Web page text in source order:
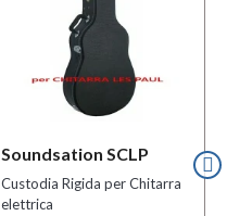
Soundsation SCLP
Custodia Rigida per Chitarra
elettrica